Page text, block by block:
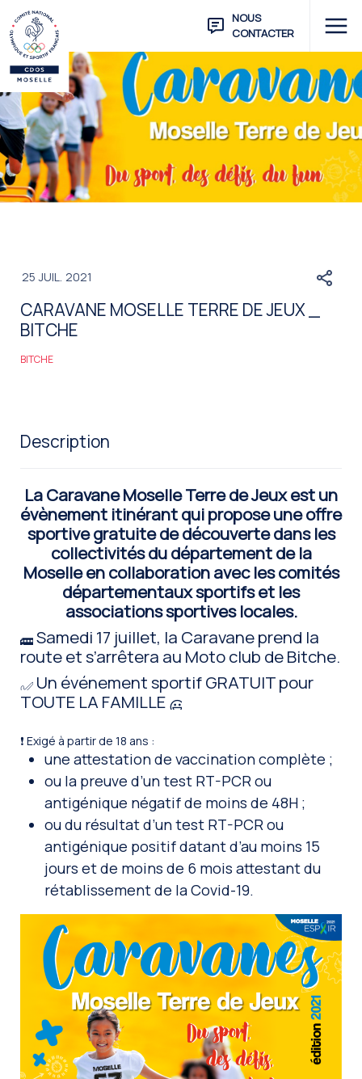
NOUS
CONTACTER
25 JUIL. 2021
CARAVANE MOSELLE TERRE DE JEUX _
BITCHE
BITCHE
Description
La Caravane Moselle Terre de Jeux est un
évènement itinérant qui propose une offre
sportive gratuite de découverte dans les
collectivités du département de la
Moselle en collaboration avec les comités
départementaux sportifs et les
associations sportives locales.
Samedi 17 juillet, la Caravane prend la
route et s’arrêtera au Moto club de Bitche.
Un événement sportif GRATUIT pour
TOUTE LA FAMILLE
❗️ Exigé à partir de 18 ans :
une attestation de vaccination complète ;
ou la preuve d’un test RT-PCR ou
antigénique négatif de moins de 48H ;
ou du résultat d’un test RT-PCR ou
antigénique positif datant d’au moins 15
jours et de moins de 6 mois attestant du
rétablissement de la Covid-19.